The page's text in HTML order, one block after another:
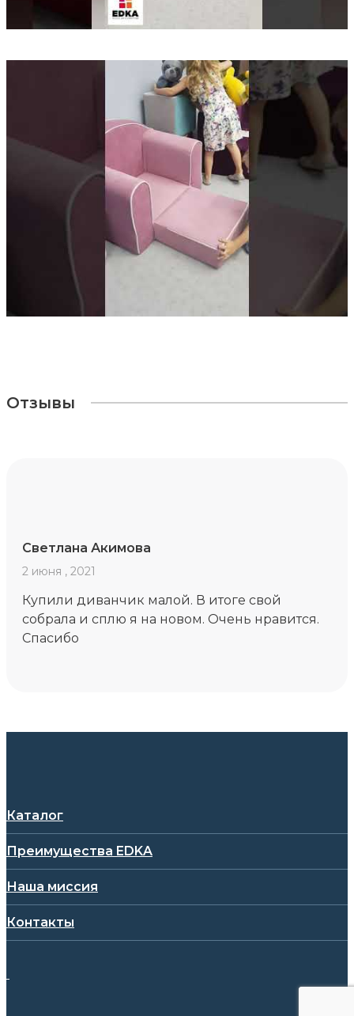
Отзывы
Светлана Акимова
2 июня , 2021
Купили диванчик малой. В итоге свой
собрала и сплю я на новом. Очень нравится.
Спасибо
Каталог
Преимущества EDKA
Наша миссия
Контакты